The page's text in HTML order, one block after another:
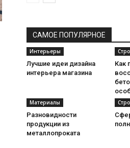
САМОЕ ПОПУЛЯРНОЕ
Интерьеры
Лучшие идеи дизайна
интерьера магазина
Как
Материалы
Разновидности
продукции из
металлопроката